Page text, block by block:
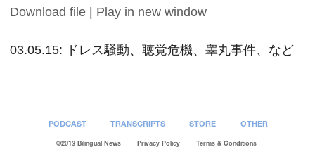
SHARE
LINK
Download file Play in new window
03.05.15: ドレス騒動、聴覚危機、睾丸事件、など
PODCAST TRANSCRIPTS STORE OTHER
©2013 Bilingual News Privacy Policy Terms & Conditions